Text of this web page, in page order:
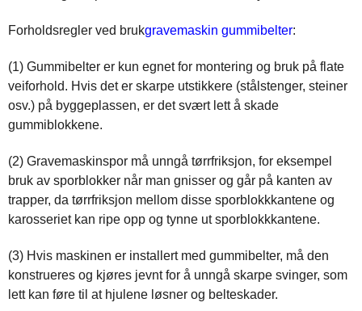
Forholdsregler ved brukgravemaskin gummibelter:
(1) Gummibelter er kun egnet for montering og bruk på flate
veiforhold. Hvis det er skarpe utstikkere (stålstenger, steiner
osv.) på byggeplassen, er det svært lett å skade
gummiblokkene.
(2) Gravemaskinspor må unngå tørrfriksjon, for eksempel
bruk av sporblokker når man gnisser og går på kanten av
trapper, da tørrfriksjon mellom disse sporblokkkantene og
karosseriet kan ripe opp og tynne ut sporblokkkantene.
(3) Hvis maskinen er installert med gummibelter, må den
konstrueres og kjøres jevnt for å unngå skarpe svinger, som
lett kan føre til at hjulene løsner og belteskader.